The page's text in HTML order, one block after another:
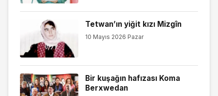
Tetwan’ın yiğit kızı Mizgîn
10 Mayıs 2026 Pazar
Bir kuşağın hafızası Koma
Berxwedan